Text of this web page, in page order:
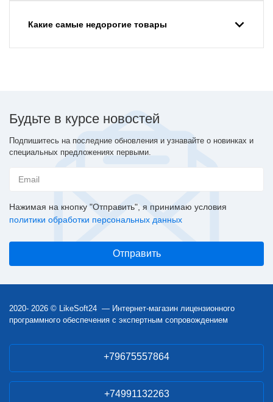
Какие самые недорогие товары
Будьте в курсе новостей
Подпишитесь на последние обновления и узнавайте о новинках и
специальных предложениях первыми.
Нажимая на кнопку "Отправить", я принимаю условия
политики обработки персональных данных
2020- 2026 © LikeSoft24 — Интернет-магазин лицензионного
программного обеспечения с экспертным сопровождением
+79675557864
+74991132263